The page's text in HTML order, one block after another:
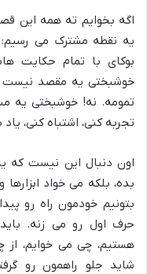
اگه بخوایم ته همه این
یه نقطه مشترک می رسیم:
بوکای با تمام حکایت
خوشبختی یه مقصد نیست
تمومه. نه! خوشبختی یه
تجربه کنی، اشتباه کنی،
اون دنبال این نیست که
بده، بلکه می خواد
بتونیم خودمون راه رو
حرف اول رو می زنه.
هستیم، چی می خوایم، از
شاید جلو راهمون رو